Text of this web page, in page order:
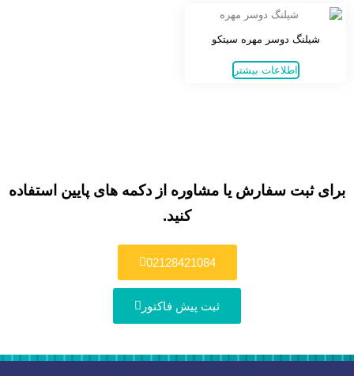
شیلنگ دوسر مهره سیتکو
اطلاعات بیشتر
برای ثبت سفارش یا مشاوره از دکمه های پایین استفاده
کنید.
02128421084
ثبت پیش فاکتور